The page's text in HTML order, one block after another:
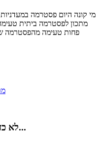
מי קונה היום פסטרמה
מתכון לפסטרמה ביתית
פחות טעימה מהפסטרמה
3
לא כדאי לפספס...